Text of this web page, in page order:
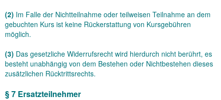
(2) Im Falle der Nichtteilnahme oder teilweisen Teilnahme an dem
gebuchten Kurs ist keine Rückerstattung von Kursgebühren
möglich.
(3) Das gesetzliche Widerrufsrecht wird hierdurch nicht berührt, es
besteht unabhängig von dem Bestehen oder Nichtbestehen dieses
zusätzlichen Rücktrittsrechts.
§ 7 Ersatzteilnehmer